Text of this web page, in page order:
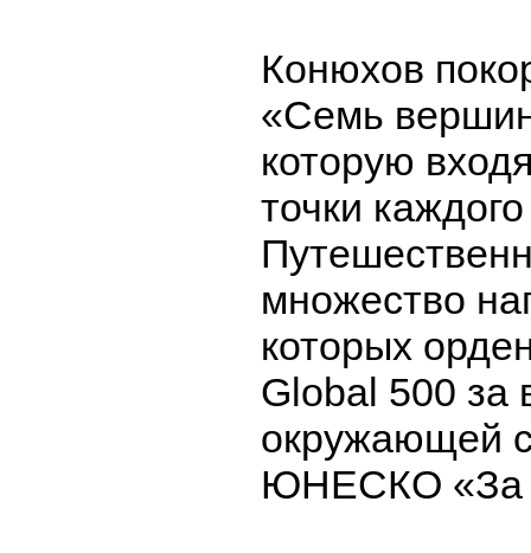
Конюхов
«Семь
которую
точки
множество
которых
Global 500 за
окружающей
ЮНЕСКО «За